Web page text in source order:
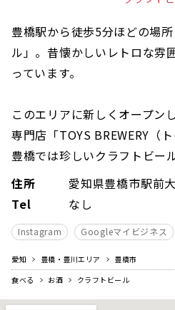
豊橋駅から徒歩5分ほどの場
ル」。昔懐かしいレトロな雰
っています。
このエリアに新しくオープン
専門店「TOYS BREWERY（
豊橋では珍しいクラフトビー
住所
愛知県豊橋市駅前
Tel
なし
Instagram Googleマイビジネス
愛知 豊橋・豊川エリア
豊橋市
食べる
お酒 クラフトビール